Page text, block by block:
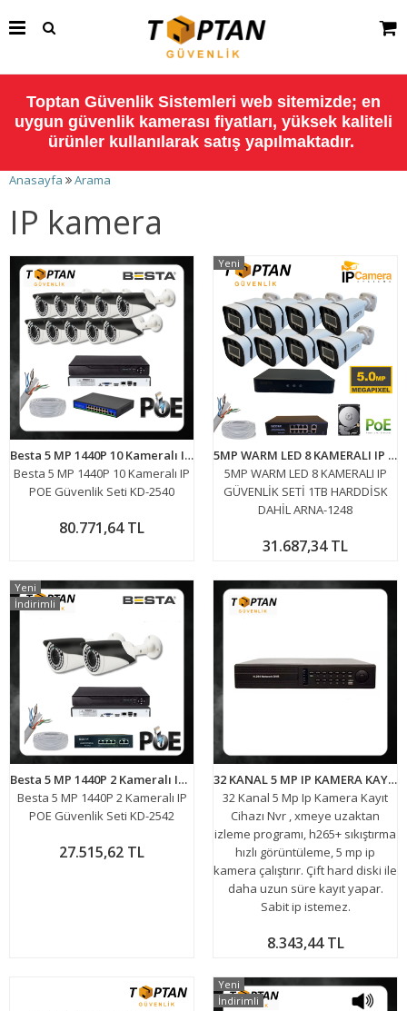
Toptan Güvenlik Sistemleri web sitemizde; en
uygun güvenlik kamerası fiyatları, yüksek kaliteli
ürünler kullanılarak satış yapılmaktadır.
Anasayfa Arama
IP kamera
Besta 5 MP 1440P 10 Kameralı IP POE Güvenlik Seti KD-2540
Besta 5 MP 1440P 10 Kameralı IP
POE Güvenlik Seti KD-2540
80.771,64 TL
5MP WARM LED 8 KAMERALI IP GÜVENLİK SETİ 1TB HARDDİSK DAHİL ARNA-1248
5MP WARM LED 8 KAMERALI IP
GÜVENLİK SETİ 1TB HARDDİSK
DAHİL ARNA-1248
31.687,34 TL
Yeni
Besta 5 MP 1440P 2 Kameralı IP POE Güvenlik Seti KD-2542
Besta 5 MP 1440P 2 Kameralı IP
POE Güvenlik Seti KD-2542
27.515,62 TL
Yeni
İndirimli
32 KANAL 5 MP IP KAMERA KAYIT CİHAZI NVR ARNA-4135
32 Kanal 5 Mp Ip Kamera Kayıt
Cihazı Nvr , xmeye uzaktan
izleme programı, h265+ sıkıştırma
hızlı görüntüleme, 5 mp ip
kamera çalıştırır. Çift hard diski ile
daha uzun süre kayıt yapar.
Sabit ip istemez.
8.343,44 TL
Yeni
İndirimli